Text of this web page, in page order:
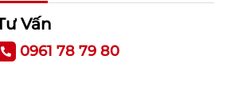
Vấn
0961 78 79 80